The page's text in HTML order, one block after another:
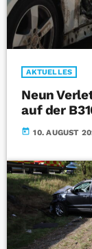
AKTUELLES
Neun
auf der
today 10. AUGUST